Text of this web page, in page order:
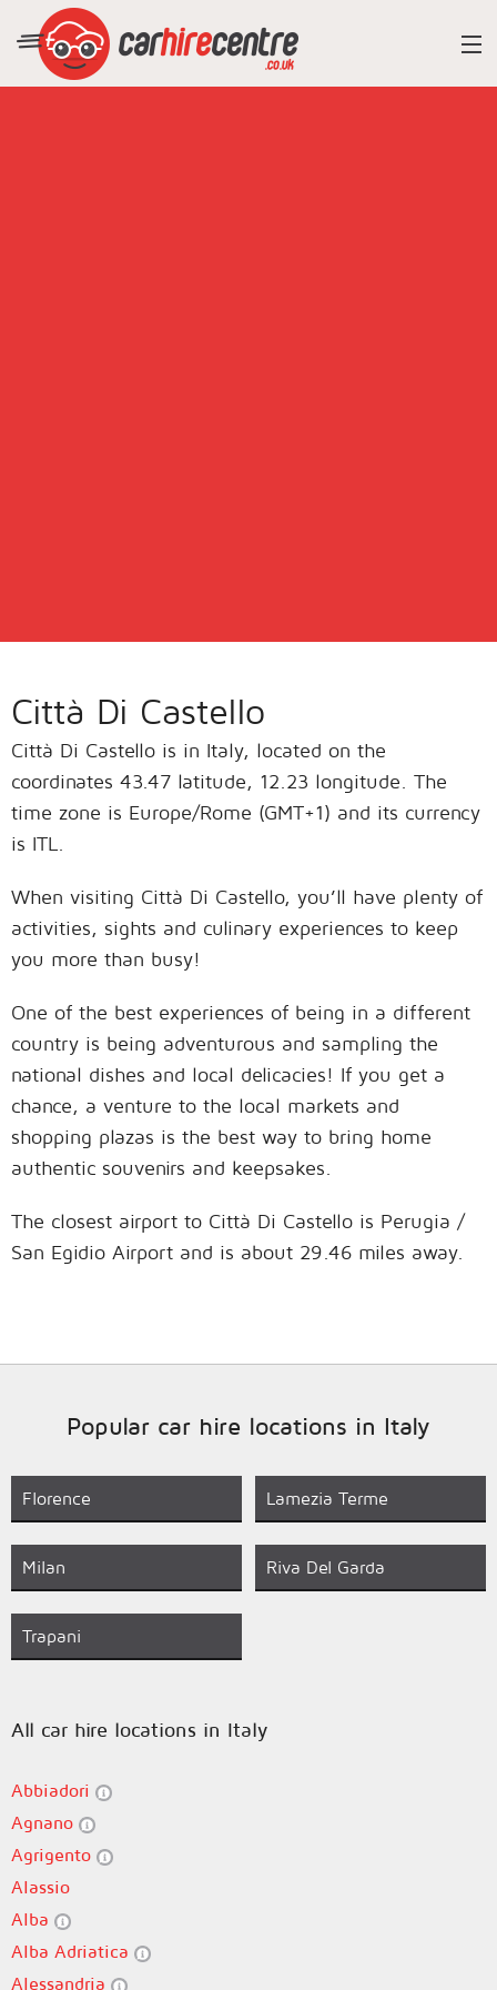
Città Di Castello
Città Di Castello is in Italy, located on the
coordinates 43.47 latitude, 12.23 longitude. The
time zone is Europe/Rome (GMT+1) and its currency
is ITL.
When visiting Città Di Castello, you’ll have plenty of
activities, sights and culinary experiences to keep
you more than busy!
One of the best experiences of being in a different
country is being adventurous and sampling the
national dishes and local delicacies! If you get a
chance, a venture to the local markets and
shopping plazas is the best way to bring home
authentic souvenirs and keepsakes.
The closest airport to Città Di Castello is Perugia /
San Egidio Airport and is about 29.46 miles away.
Popular car hire locations in Italy
Florence Lamezia Terme
Milan Riva Del Garda
Trapani
All car hire locations in Italy
Abbiadori
Agnano
Agrigento
Alassio
Alba
Alba Adriatica
Alessandria